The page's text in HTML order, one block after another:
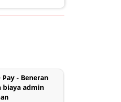
Pay - Beneran
biaya admin